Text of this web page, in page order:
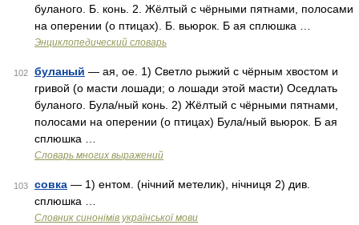
буланого. Б. конь. 2. Жёлтый с чёрными пятнами, полосами
на оперении (о птицах). Б. вьюрок. Б ая сплюшка …
Энциклопедический словарь
102 буланый — ая, ое. 1) Светло рыжий с чёрным хвостом и
гривой (о масти лошади; о лошади этой масти) Оседлать
буланого. Була/ный конь. 2) Жёлтый с чёрными пятнами,
полосами на оперении (о птицах) Була/ный вьюрок. Б ая
сплюшка …
Словарь многих выражений
103 совка — 1) ентом. (нічний метелик), нічниця 2) див.
сплюшка …
Словник синонімів української мови